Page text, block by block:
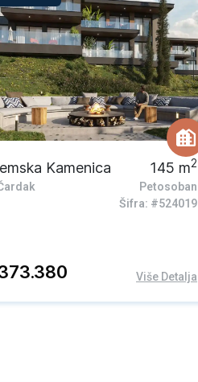
Kamenica 145 m2
Petosoban
Šifra: #524019
Više Detalja